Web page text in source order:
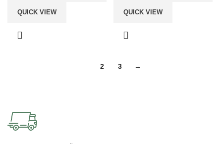
QUICK VIEW QUICK VIEW
2 3 →